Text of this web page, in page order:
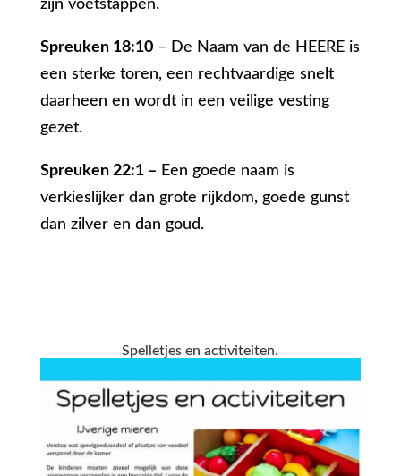
zijn voetstappen.
Spreuken 18:10– De Naam van de HEERE is
een sterke toren, een rechtvaardige snelt
daarheen en wordt in een veilige vesting
gezet.
Spreuken 22:1 – Een goede naam is
verkieslijker dan grote rijkdom, goede gunst
dan zilver en dan goud.
Spelletjes en activiteiten.